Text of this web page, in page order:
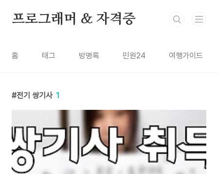
프로그래머 & 자격증
홈 태그 방명록 민원24 여행가이드
전기 쌍기사 1